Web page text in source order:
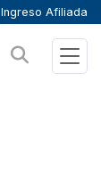
Ingreso Afiliada